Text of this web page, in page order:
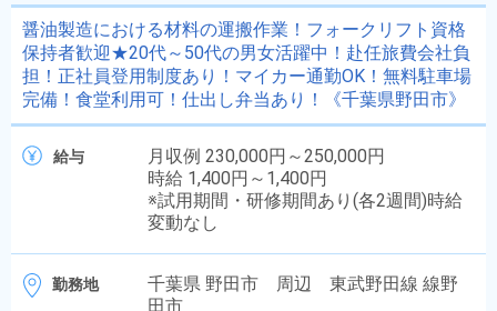
醤油製造における材料の運搬作業！フォークリフト資格
保持者歓迎★20代～50代の男女活躍中！赴任旅費会社負
担！正社員登用制度あり！マイカー通勤OK！無料駐車場
完備！食堂利用可！仕出し弁当あり！《千葉県野田市》
給与
月収例 230,000円～250,000円
時給 1,400円～1,400円
※試用期間・研修期間あり(各2週間)時給
変動なし
勤務地
千葉県 野田市 周辺 東武野田線 線野
田市